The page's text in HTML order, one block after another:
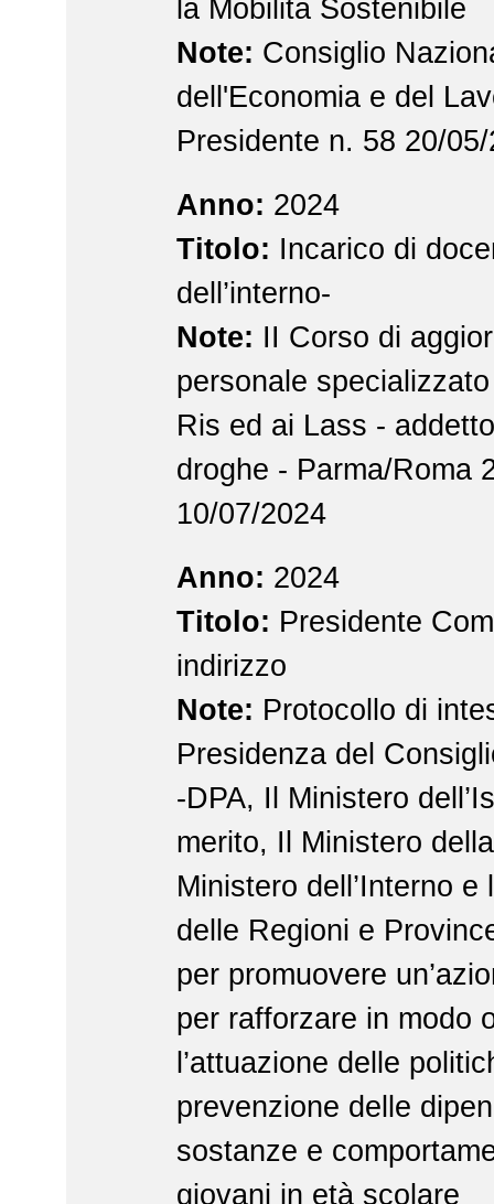
la Mobilità Sostenibile
Note: Consiglio
dell'Economia e del
Presidente n. 58 20/
Anno: 2024
Titolo: Incarico di
dell’interno-
Note: II Corso di
personale
Ris ed ai Lass -
droghe - Parma/Roma
10/07/2024
Anno: 2024
Titolo: Presidente
indirizzo
Note: Protocollo di
Presidenza del
-DPA, Il Ministero
merito, Il Ministero
Ministero dell’Interno
delle Regioni e
per promuovere
per rafforzare in modo
l’attuazione delle
prevenzione delle
sostanze e
giovani in età scolare